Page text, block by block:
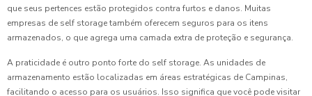
que seus pertences estão protegidos contra furtos e danos. Muitas
empresas de self storage também oferecem seguros para os itens
armazenados, o que agrega uma camada extra de proteção e segurança.
A praticidade é outro ponto forte do self storage. As unidades de
armazenamento estão localizadas em áreas estratégicas de Campinas,
facilitando o acesso para os usuários. Isso significa que você pode visitar